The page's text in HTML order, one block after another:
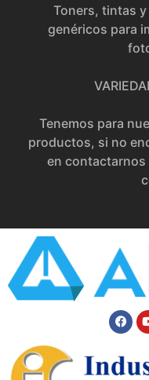
Toners, tintas
genéricos para
Tenemos para
productos, si no
en contactarnos